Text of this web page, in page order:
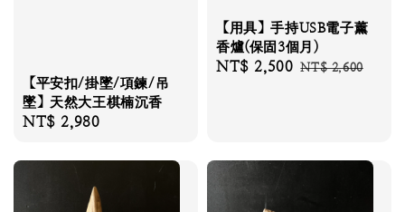
【平安扣/掛墜/項鍊/吊
墜】天然大王棋楠沉香
Regular
NT$ 2,980
【用具】手持USB電子薰
香爐(保固3個月)
Sale
NT$ 2,500 Regular
NT$ 2,600